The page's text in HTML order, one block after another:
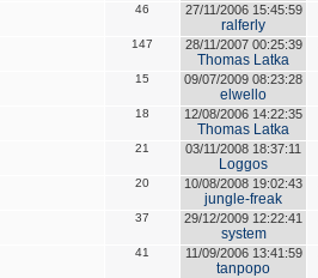
46 27/11/2006 15:45:59
ralferly
147 28/11/2007 00:25:39
Thomas Latka
15 09/07/2009 08:23:28
elwello
18 12/08/2006 14:22:35
Thomas Latka
21 03/11/2008 18:37:11
Loggos
20 10/08/2008 19:02:43
jungle-freak
37 29/12/2009 12:22:41
system
41 11/09/2006 13:41:59
tanpopo